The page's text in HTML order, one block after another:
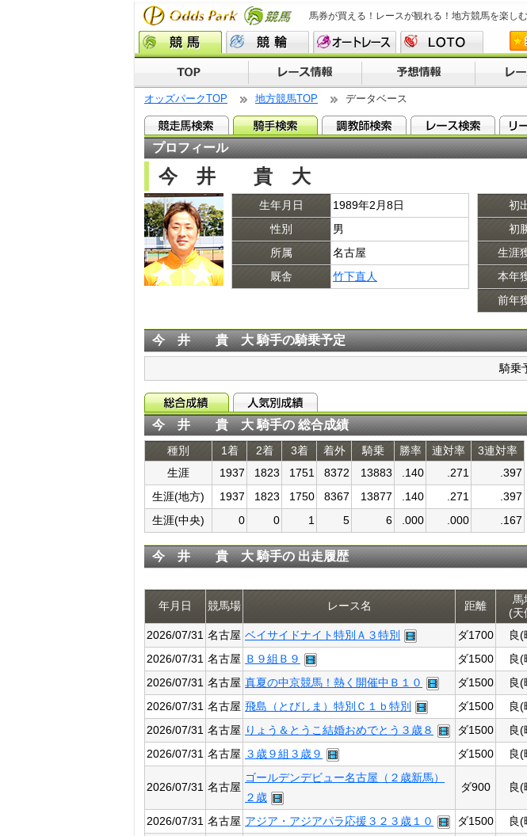
馬券が買える！レースが観れる！地方競馬を楽し
オッズパークTOP 地方競馬TOP データベース
プロフィール
今 井 貴 大
生年月日
1989年2月8日
性別
男
所属
名古屋
厩舎
竹下直人
初
初
生涯
本年
前年
今 井 貴 大 騎手の騎乗予定
騎乗
今 井 貴 大 騎手の 総合成績
種別 1着 2着 3着 着外 騎乗 勝率 連対率
3連対率
生涯
1937 1823 1751 8372 13883 .140 .271
.397
生涯(地方)
1937 1823 1750 8367 13877 .140 .271
.397
生涯(中央)
0 0 1 5 6 .000 .000 .167
今 井 貴 大 騎手の 出走履歴
年月日 競馬場 レース名 距離
馬
(天
2026/07/31 名古屋 ベイサイドナイト特別Ａ３特別 ダ1700 良(
2026/07/31 名古屋 Ｂ９組Ｂ９ ダ1500 良(
2026/07/31 名古屋 真夏の中京競馬！熱く開催中Ｂ１０ ダ1500 良(
2026/07/31 名古屋 飛島（とびしま）特別Ｃ１ｂ特別 ダ1500 良(
2026/07/31 名古屋 りょう＆とうこ結婚おめでとう３歳８ ダ1500 良(
2026/07/31 名古屋 ３歳９組３歳９ ダ1500 良(
2026/07/31 名古屋
ゴールデンデビュー名古屋（２歳新馬）
２歳
ダ900 良(
2026/07/31 名古屋 アジア・アジアパラ応援３２３歳１０ ダ1500 良(